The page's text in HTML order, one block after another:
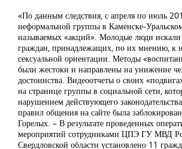
«По данным следствия, с апреля по июль
неформальной группы в Каменске-
называемых «акций». Молодые люди искали
граждан, принадлежащих, по их мнению, к
сексуальной ориентации. Методы
были жестоки и направлены на унижение
достоинства. Видеоотчеты о своих
на странице группы в социальной сети,
нарушением действующего
правил общения на сайте была
Горелых. – В результате проведенных
мероприятий сотрудниками ЦПЭ ГУ МВД
Свердловской области установлено 11